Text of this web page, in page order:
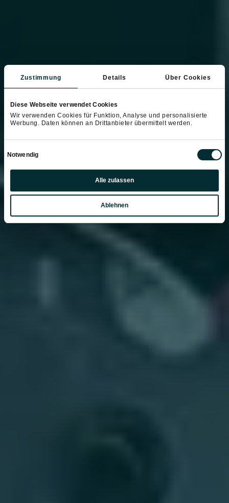
Zustimmung Details Über Cookies
Diese Webseite verwendet Cookies
Wir verwenden Cookies für Funktion, Analyse und personalisierte
Werbung. Daten können an Drittanbieter übermittelt werden.
Notwendig
Präferenzen
Statistiken
Alle zulassen
Ablehnen